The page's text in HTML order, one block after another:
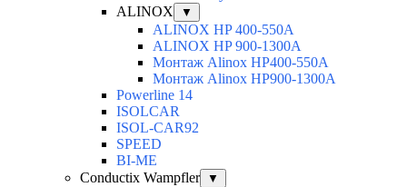
ALINOX
▼
ALINOX HP 400-550A
ALINOX HP 900-1300A
Монтаж Alinox HP400-550A
Монтаж Alinox HP900-1300A
Powerline 14
ISOLCAR
ISOL-CAR92
SPEED
BI-ME
Conductix Wampfler
▼